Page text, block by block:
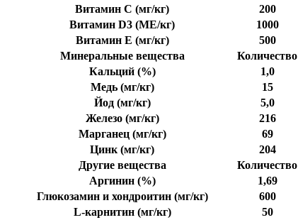
Витамин С (мг/кг)
200
Витамин D3 (МЕ/кг)
1000
Витамин Е (мг/кг)
500
Минеральные вещества
Количество
Кальций (%)
1,0
Медь (мг/кг)
15
Йод (мг/кг)
5,0
Железо (мг/кг)
216
Марганец (мг/кг)
69
Цинк (мг/кг)
204
Другие вещества
Количество
Аргинин (%)
1,69
Глюкозамин и хондроитин (мг/кг)
600
L-карнитин (мг/кг)
50